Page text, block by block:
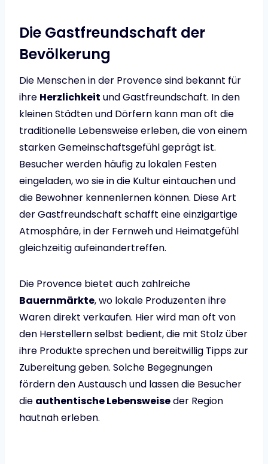
Die Gastfreundschaft der
Bevölkerung
Die Menschen in der Provence sind bekannt für
ihre Herzlichkeit und Gastfreundschaft. In den
kleinen Städten und Dörfern kann man oft die
traditionelle Lebensweise erleben, die von einem
starken Gemeinschaftsgefühl geprägt ist.
Besucher werden häufig zu lokalen Festen
eingeladen, wo sie in die Kultur eintauchen und
die Bewohner kennenlernen können. Diese Art
der Gastfreundschaft schafft eine einzigartige
Atmosphäre, in der Fernweh und Heimatgefühl
gleichzeitig aufeinandertreffen.
Die Provence bietet auch zahlreiche
Bauernmärkte, wo lokale Produzenten ihre
Waren direkt verkaufen. Hier wird man oft von
den Herstellern selbst bedient, die mit Stolz über
ihre Produkte sprechen und bereitwillig Tipps zur
Zubereitung geben. Solche Begegnungen
fördern den Austausch und lassen die Besucher
die authentische Lebensweiseder Region
hautnah erleben.